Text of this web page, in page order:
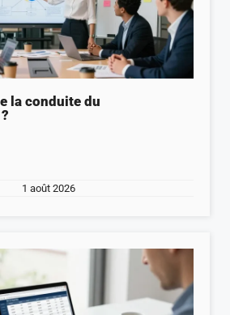
la conduite du
1 août 2026